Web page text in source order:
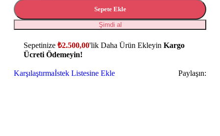
Sepete Ekle
Şimdi al
Sepetinize ₺2.500,00'lik Daha Ürün Ekleyin Kargo
Ücreti Ödemeyin!
Karşılaştırmaİstek Listesine Ekle Paylaşın: